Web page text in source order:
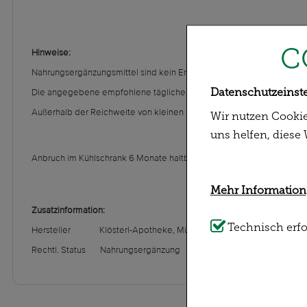
Wir nutzen
uns helfen, diese
Mehr Information
Technisch
diese nicht
Statistiken &
Technisch
Hinweise:
Nahrungsergänzungsmittel sind kein Ersatz für eine ausgewogene
Die angegebene empfohlene tägliche Verzehrmenge darf nicht
Außerhalb der Reichweite von kleinen Kindern lagern. Gut
Anbruch im Kühlschrank 6 Monate haltbar!
Zusatzinformation:
Hersteller Klösterl-Apotheke, München
Rechtl. Status Nahrungsergänzung